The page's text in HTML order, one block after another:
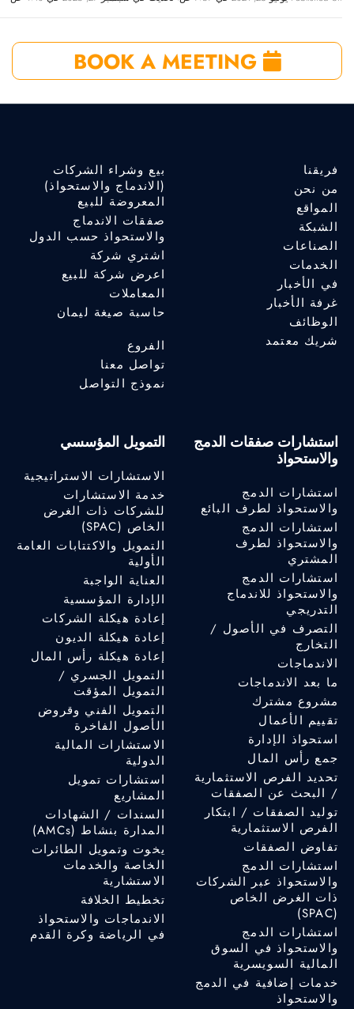
BOOK A MEETING
فريقنا
من نحن
المواقع
الشبكة
الصناعات
الخدمات
في الأخبار
غرفة الأخبار
الوظائف
شريك معتمد
بيع وشراء الشركات
(الاندماج والاستحواذ)
المعروضة للبيع
صفقات الاندماج
والاستحواذ حسب الدول
اشتري شركة
اعرض شركة للبيع
المعاملات
حاسبة صيغة ليمان
الفروع
تواصل معنا
نموذج التواصل
استشارات صفقات الدمج
والاستحواذ
استشارات الدمج
والاستحواذ لطرف البائع
استشارات الدمج
والاستحواذ لطرف
المشتري
استشارات الدمج
والاستحواذ للاندماج
التدريجي
التصرف في الأصول /
التخارج
الاندماجات
ما بعد الاندماجات
مشروع مشترك
تقييم الأعمال
استحواذ الإدارة
جمع رأس المال
تحديد الفرص الاستثمارية
/ البحث عن الصفقات
توليد الصفقات / ابتكار
الفرص الاستثمارية
تفاوض الصفقات
استشارات الدمج
والاستحواذ عبر الشركات
ذات الغرض الخاص
(SPAC)
استشارات الدمج
والاستحواذ في السوق
المالية السويسرية
خدمات إضافية في الدمج
والاستحواذ
التمويل المؤسسي
الاستشارات الاستراتيجية
خدمة الاستشارات
للشركات ذات الغرض
الخاص (SPAC)
التمويل والاكتتابات العامة
الأولية
العناية الواجبة
الإدارة المؤسسية
إعادة هيكلة الشركات
إعادة هيكلة الديون
إعادة هيكلة رأس المال
التمويل الجسري /
التمويل المؤقت
التمويل الفني وقروض
الأصول الفاخرة
الاستشارات المالية
الدولية
استشارات تمويل
المشاريع
السندات / الشهادات
المدارة بنشاط (AMCs)
يخوت وتمويل الطائرات
الخاصة والخدمات
الاستشارية
تخطيط الخلافة
الاندماجات والاستحواذ
في الرياضة وكرة القدم